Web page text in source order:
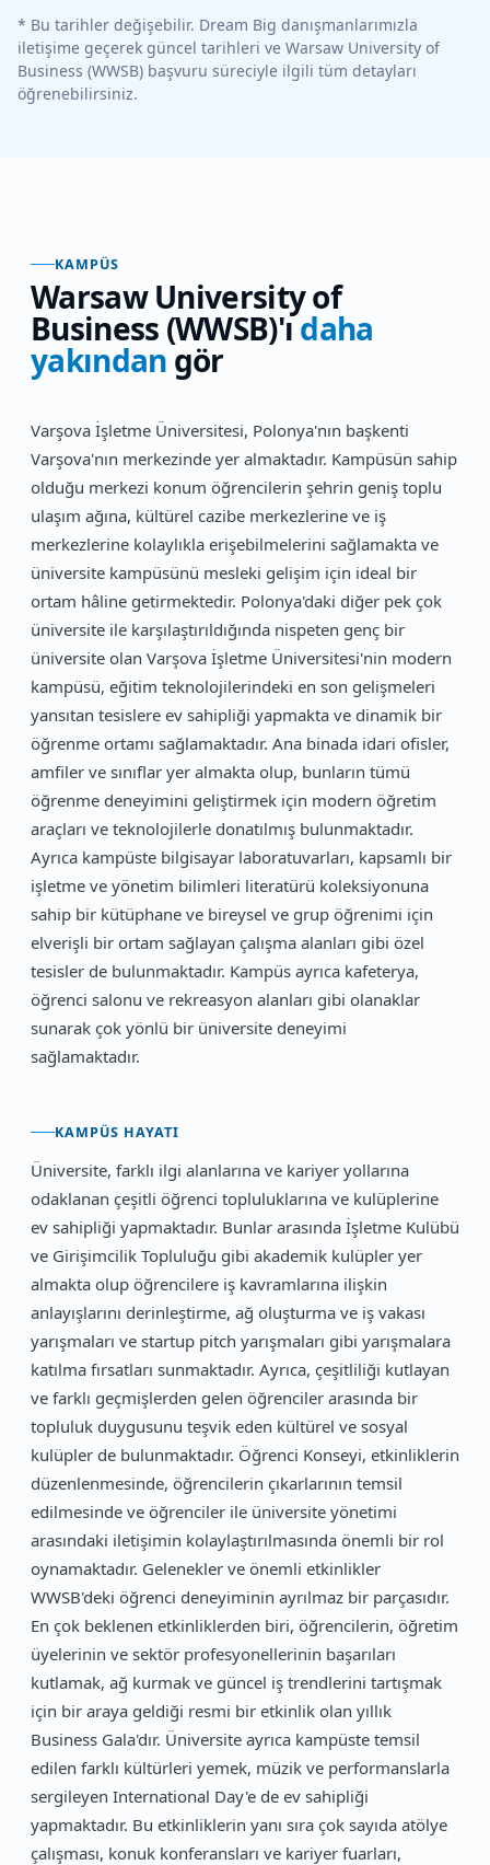
* Bu tarihler değişebilir. Dream Big danışmanlarımızla
iletişime geçerek güncel tarihleri ve Warsaw University of
Business (WWSB) başvuru süreciyle ilgili tüm detayları
öğrenebilirsiniz.
KAMPÜS
Warsaw University of
Business (WWSB)'ıdaha
yakından gör
Varşova İşletme Üniversitesi, Polonya'nın başkenti
Varşova'nın merkezinde yer almaktadır. Kampüsün sahip
olduğu merkezi konum öğrencilerin şehrin geniş toplu
ulaşım ağına, kültürel cazibe merkezlerine ve iş
merkezlerine kolaylıkla erişebilmelerini sağlamakta ve
üniversite kampüsünü mesleki gelişim için ideal bir
ortam hâline getirmektedir. Polonya'daki diğer pek çok
üniversite ile karşılaştırıldığında nispeten genç bir
üniversite olan Varşova İşletme Üniversitesi'nin modern
kampüsü, eğitim teknolojilerindeki en son gelişmeleri
yansıtan tesislere ev sahipliği yapmakta ve dinamik bir
öğrenme ortamı sağlamaktadır. Ana binada idari ofisler,
amfiler ve sınıflar yer almakta olup, bunların tümü
öğrenme deneyimini geliştirmek için modern öğretim
araçları ve teknolojilerle donatılmış bulunmaktadır.
Ayrıca kampüste bilgisayar laboratuvarları, kapsamlı bir
işletme ve yönetim bilimleri literatürü koleksiyonuna
sahip bir kütüphane ve bireysel ve grup öğrenimi için
elverişli bir ortam sağlayan çalışma alanları gibi özel
tesisler de bulunmaktadır. Kampüs ayrıca kafeterya,
öğrenci salonu ve rekreasyon alanları gibi olanaklar
sunarak çok yönlü bir üniversite deneyimi
sağlamaktadır.
KAMPÜS HAYATI
Üniversite, farklı ilgi alanlarına ve kariyer yollarına
odaklanan çeşitli öğrenci topluluklarına ve kulüplerine
ev sahipliği yapmaktadır. Bunlar arasında İşletme Kulübü
ve Girişimcilik Topluluğu gibi akademik kulüpler yer
almakta olup öğrencilere iş kavramlarına ilişkin
anlayışlarını derinleştirme, ağ oluşturma ve iş vakası
yarışmaları ve startup pitch yarışmaları gibi yarışmalara
katılma fırsatları sunmaktadır. Ayrıca, çeşitliliği kutlayan
ve farklı geçmişlerden gelen öğrenciler arasında bir
topluluk duygusunu teşvik eden kültürel ve sosyal
kulüpler de bulunmaktadır. Öğrenci Konseyi, etkinliklerin
düzenlenmesinde, öğrencilerin çıkarlarının temsil
edilmesinde ve öğrenciler ile üniversite yönetimi
arasındaki iletişimin kolaylaştırılmasında önemli bir rol
oynamaktadır. Gelenekler ve önemli etkinlikler
WWSB'deki öğrenci deneyiminin ayrılmaz bir parçasıdır.
En çok beklenen etkinliklerden biri, öğrencilerin, öğretim
üyelerinin ve sektör profesyonellerinin başarıları
kutlamak, ağ kurmak ve güncel iş trendlerini tartışmak
için bir araya geldiği resmi bir etkinlik olan yıllık
Business Gala'dır. Üniversite ayrıca kampüste temsil
edilen farklı kültürleri yemek, müzik ve performanslarla
sergileyen International Day'e de ev sahipliği
yapmaktadır. Bu etkinliklerin yanı sıra çok sayıda atölye
çalışması, konuk konferansları ve kariyer fuarları,